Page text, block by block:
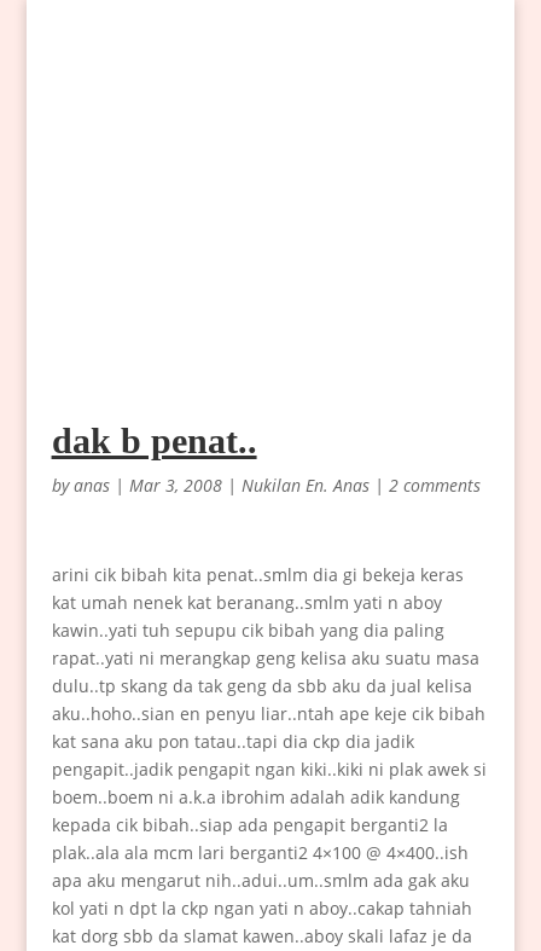
dak b penat..
byanas| Mar 3, 2008| Nukilan En. Anas| 2 comments
arini cik bibah kita penat..smlm dia gi bekeja keras
kat umah nenek kat beranang..smlm yati n aboy
kawin..yati tuh sepupu cik bibah yang dia paling
rapat..yati ni merangkap geng kelisa aku suatu masa
dulu..tp skang da tak geng da sbb aku da jual kelisa
aku..hoho..sian en penyu liar..ntah ape keje cik bibah
kat sana aku pon tatau..tapi dia ckp dia jadik
pengapit..jadik pengapit ngan kiki..kiki ni plak awek si
boem..boem ni a.k.a ibrohim adalah adik kandung
kepada cik bibah..siap ada pengapit berganti2 la
plak..ala ala mcm lari berganti2 4×100 @ 4×400..ish
apa aku mengarut nih..adui..um..smlm ada gak aku
kol yati n dpt la ckp ngan yati n aboy..cakap tahniah
kat dorg sbb da slamat kawen..aboy skali lafaz je da